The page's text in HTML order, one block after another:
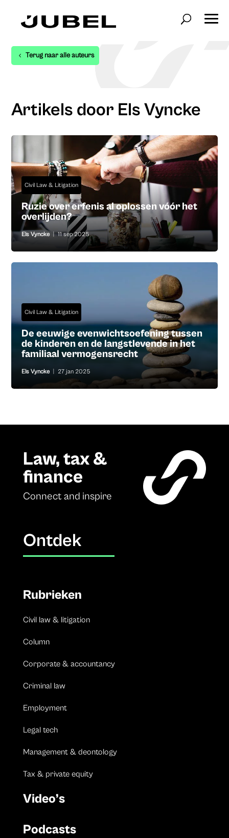
Terug naar alle auteurs
Artikels door Els Vyncke
Civil Law & Litigation
Ruzie over erfenis al oplossen vóór het
overlijden?
Els Vyncke | 11 sep 2025
Civil Law & Litigation
De eeuwige evenwichtsoefening tussen
de kinderen en de langstlevende in het
familiaal vermogensrecht
Els Vyncke 27 jan 2025
Law, tax &
finance
Connect and inspire
Ontdek
Rubrieken
Civil law & litigation
Column
Corporate & accountancy
Criminal law
Employment
Legal tech
Management & deontology
Tax & private equity
Video’s
Podcasts